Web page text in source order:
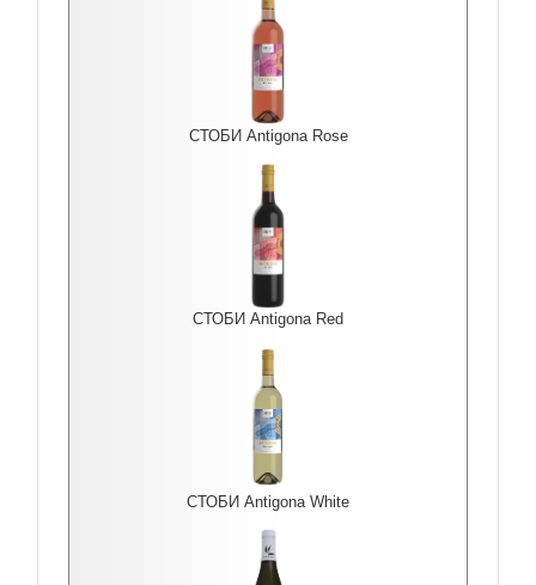
СТОБИ Antigona Rоse
СТОБИ Antigona Red
СТОБИ Antigona White